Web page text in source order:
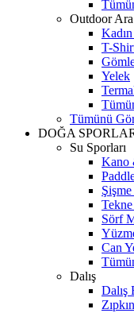
Outdoor
T-
Yelek
Tümünü
DOĞA
Su Sporları
Kano
Sörf
Can
Dalış
Dalış